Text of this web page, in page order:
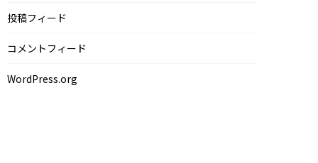
投稿フィード
コメントフィード
WordPress.org